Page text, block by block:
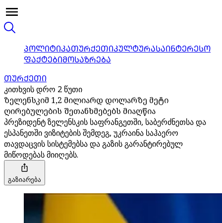
ᲞᲝᲚᲘᲢᲘᲙᲐᲗᲣᲠᲥᲔᲗᲘᲙᲣᲚᲢᲣᲠᲐᲡᲐᲘᲜᲢᲔᲠᲔᲡᲝ
ᲤᲐᲥᲢᲔᲑᲘᲛᲝᲡᲐᲖᲠᲔᲑᲐ
ᲗᲣᲠᲥᲔᲗᲘ
კითხვის დრო 2 წუთი
ზელენსკიმ 1,2 მილიარდ დოლარზე მეტი
ღირებულების შეთანხმებებს მიაღწია
პრეზიდენტ ზელენსკის საფრანგეთში, საბერძნეთსა და
ესპანეთში ვიზიტების შემდეგ, უკრაინა საჰაერო
თავდაცვის სისტემებსა და გაზის გარანტირებულ
მიწოდებას მიიღებს.
გაზიარება